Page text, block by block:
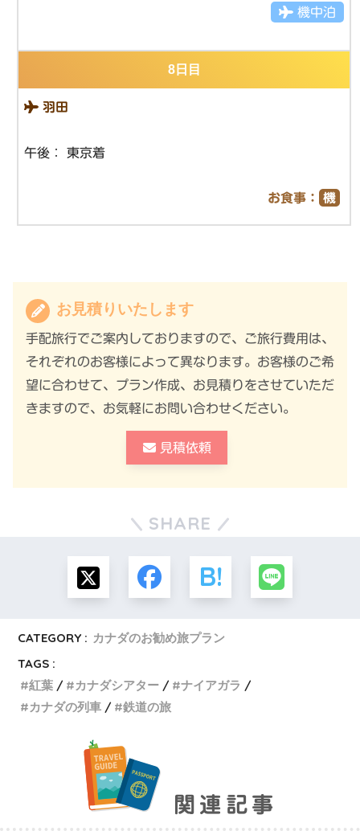
機中泊
8日目
羽田
午後： 東京着
お食事： 機
お見積りいたします
手配旅行でご案内しておりますので、ご旅行費用は、
それぞれのお客様によって異なります。お客様のご希
望に合わせて、プラン作成、お見積りをさせていただ
きますので、お気軽にお問い合わせください。
見積依頼
SHARE
CATEGORY : カナダのお勧め旅プラン
TAGS :
紅葉
カナダシアター
ナイアガラ
カナダの列車
鉄道の旅
関連記事